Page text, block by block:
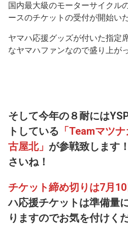
国内最大級のモーターサイクル
ースのチケットの受付が開始い
ヤマハ応援グッズが付いた指定
なヤマハファンなので盛り上が
そして今年の８耐には
トしている 「Teamマツ
古屋北」 が参戦致します
さいね！
チケット締め切りは7月10
ハ応援チケットは準備量
りますのでお気を付けく